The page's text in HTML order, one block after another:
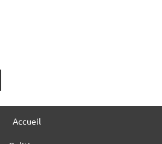
Accueil